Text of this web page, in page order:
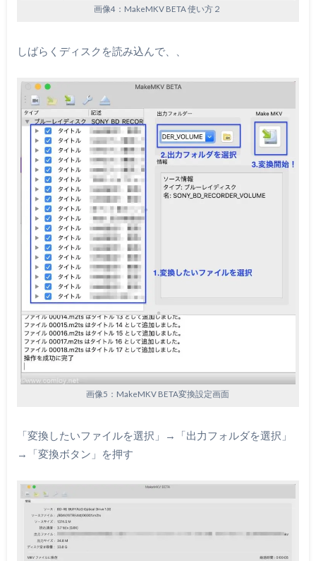
画像4：MakeMKV BETA 使い方２
しばらくディスクを読み込んで、、
画像5：MakeMKV BETA変換設定画面
「変換したいファイルを選択」→「出力フォルダを選択」
→「変換ボタン」を押す